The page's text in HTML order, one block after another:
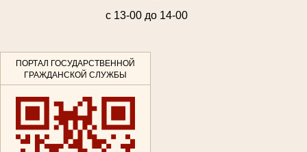
с 13-00 до 14-00
ПОРТАЛ ГОСУДАРСТВЕННОЙ
ГРАЖДАНСКОЙ СЛУЖБЫ